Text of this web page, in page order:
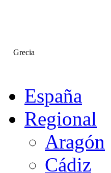
Grecia
España
Regional
Aragón
Cádiz